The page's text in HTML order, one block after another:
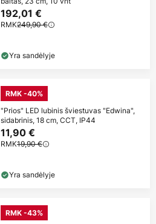
192,01 €
RMK249,90 €
Yra sandėlyje
RMK -40%
"Prios" LED lubinis šviestuvas "Edwina",
sidabrinis, 18 cm, CCT, IP44
11,90 €
RMK19,90 €
Yra sandėlyje
RMK -43%